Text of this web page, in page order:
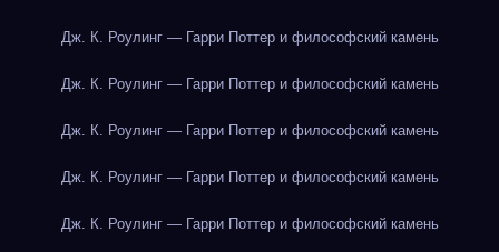
Дж. К. Роулинг — Гарри Поттер и философский камень
Дж. К. Роулинг — Гарри Поттер и философский камень
Дж. К. Роулинг — Гарри Поттер и философский камень
Дж. К. Роулинг — Гарри Поттер и философский камень
Дж. К. Роулинг — Гарри Поттер и философский камень